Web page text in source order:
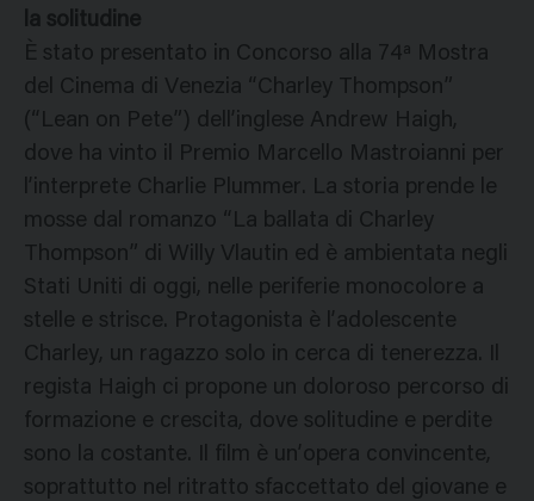
la solitudine
È stato presentato in Concorso alla 74ª Mostra
del Cinema di Venezia “Charley Thompson”
(“Lean on Pete”) dell’inglese Andrew Haigh,
dove ha vinto il Premio Marcello Mastroianni per
l’interprete Charlie Plummer. La storia prende le
mosse dal romanzo “La ballata di Charley
Thompson” di Willy Vlautin ed è ambientata negli
Stati Uniti di oggi, nelle periferie monocolore a
stelle e strisce. Protagonista è l’adolescente
Charley, un ragazzo solo in cerca di tenerezza. Il
regista Haigh ci propone un doloroso percorso di
formazione e crescita, dove solitudine e perdite
sono la costante. Il film è un’opera convincente,
soprattutto nel ritratto sfaccettato del giovane e